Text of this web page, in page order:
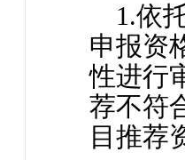
1.依
申报资
性进行
荐不符
目推荐